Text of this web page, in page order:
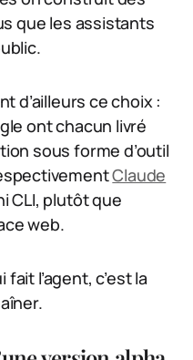
que les assistants
d’ailleurs ce choix :
ont chacun livré
sous forme d’outil
Claude
CLI, plutôt que
web.
l’agent, c’est la